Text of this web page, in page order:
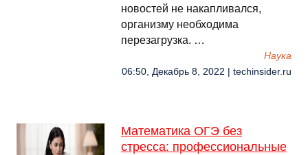
новостей не накапливался,
организму необходима
перезагрузка. …
Наука
06:50, Декабрь 8, 2022 | techinsider.ru
Математика ОГЭ без
стресса: профессиональные